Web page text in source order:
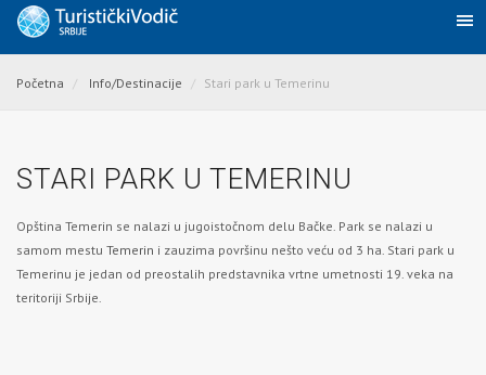
Početna Info/Destinacije Stari park u Temerinu
STARI PARK U TEMERINU
Opština Temerin se nalazi u jugoistočnom delu Bačke. Park se nalazi u
samom mestu Temerin i zauzima površinu nešto veću od 3 ha. Stari park u
Temerinu je jedan od preostalih predstavnika vrtne umetnosti 19. veka na
teritoriji Srbije.